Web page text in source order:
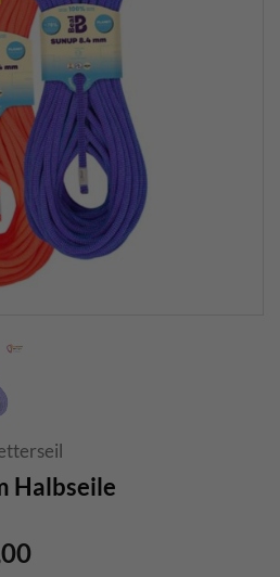
Halbseile